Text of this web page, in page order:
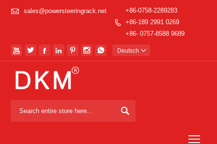
 sales@powersteeringrack.net

+86-0758-2289283
+86-189 2991 0269
+86- 0757-8588 9689
       Deutsch 
